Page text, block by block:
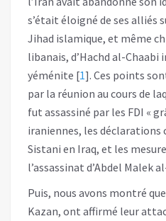
s’était éloigné de ses alliés
Jihad islamique, et même
libanais, d’Hachd al-Chaabi
yéménite [1]. Ces points
par la réunion au cours de
fut assassiné par les FDI «
iraniennes, les déclarations
Sistani en Iraq, et les
l’assassinat d’Abdel Malek
Puis, nous avons montré
Kazan, ont affirmé leur